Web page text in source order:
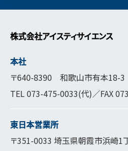
株式会社アイスティサイエンス
本社
〒640-8390 和歌山市有本18-3
TEL073-475-0033(代)／FAX
東日本営業所
〒351-0033 埼玉県朝霞市浜崎1